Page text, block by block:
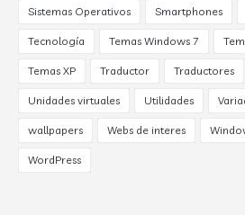
Sistemas Operativos Smartphones
Tecnología Temas Windows 7
Temas XP Traductor Traductores
Unidades virtuales Utilidades
wallpapers Webs de interes
WordPress